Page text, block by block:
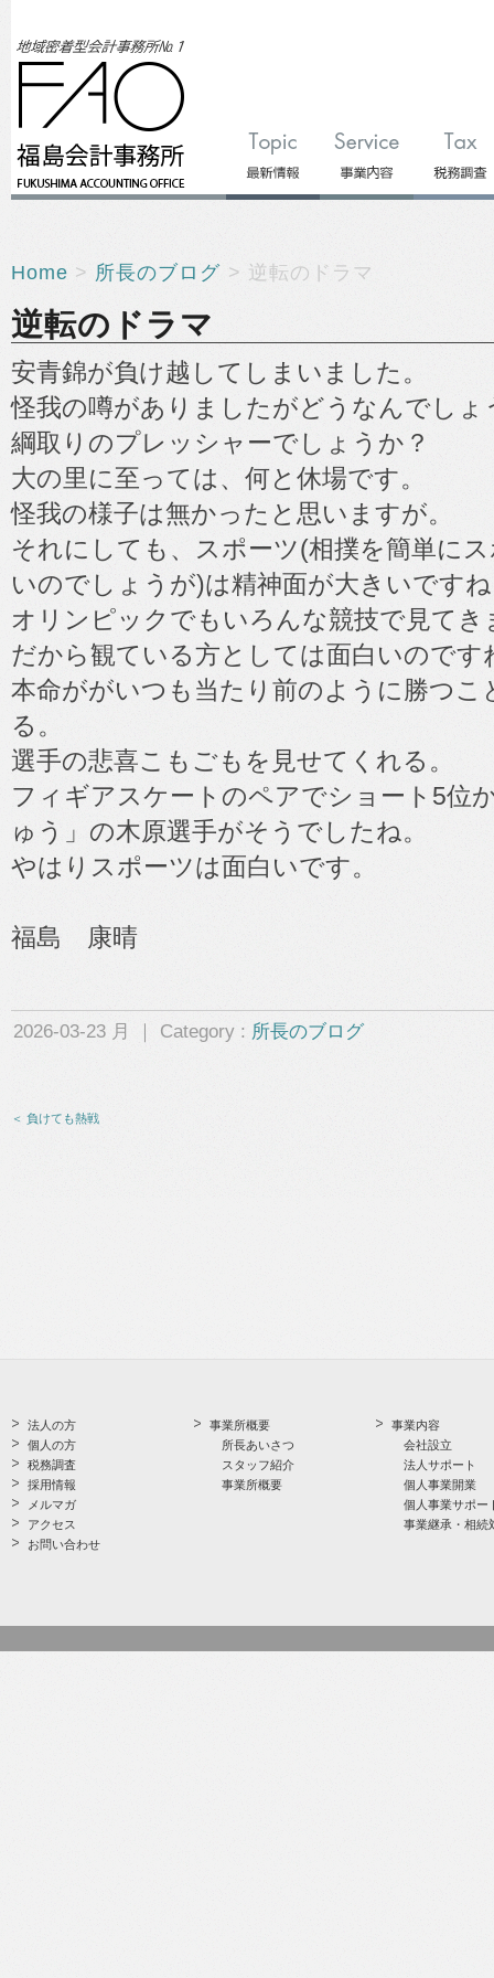
Home > 所長のブログ > 逆転のドラマ
逆転のドラマ
安青錦が負け越してしまいました。
怪我の噂がありましたがどうなんでしょ
綱取りのプレッシャーでしょうか？
大の里に至っては、何と休場です。
怪我の様子は無かったと思いますが。
それにしても、スポーツ(相撲を簡単に
いのでしょうが)は精神面が大きいです
オリンピックでもいろんな競技で見てき
だから観ている方としては面白いのです
本命ががいつも当たり前のように勝つこ
る。
選手の悲喜こもごもを見せてくれる。
フィギアスケートのペアでショート5位
ゅう」の木原選手がそうでしたね。
やはりスポーツは面白いです。
福島 康晴
2026-03-23 月 ｜ Category : 所長のブログ
＜ 負けても熱戦
法人の方
個人の方
税務調査
採用情報
メルマガ
アクセス
お問い合わせ
事業所概要
所長あいさつ
スタッフ紹介
事業所概要
事業内容
会社設立
法人サポート
個人事業開業
個人事業サポー
事業継承・相続